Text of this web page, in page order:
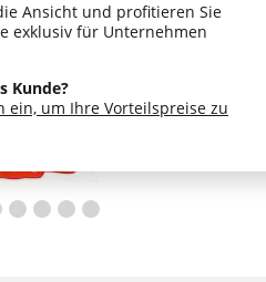
Ansicht und profitieren Sie
exklusiv für Unternehmen
Kunde?
ein, um Ihre Vorteilspreise zu